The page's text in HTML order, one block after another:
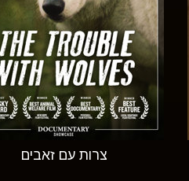
צרות עם זאבים